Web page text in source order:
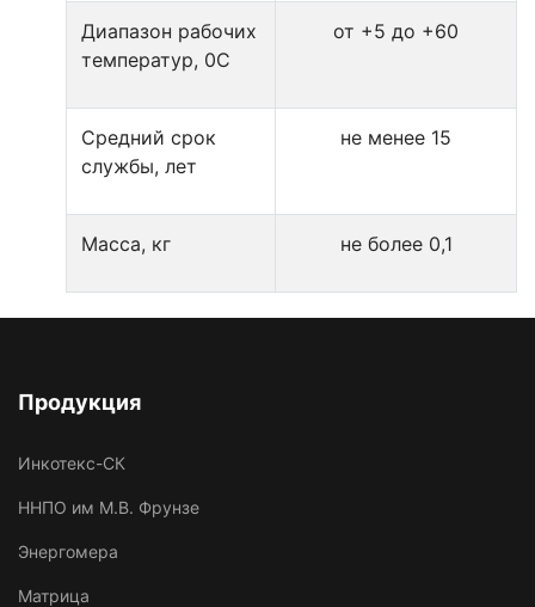
Диапазон рабочих
температур, 0С
от +5 до +60
Средний срок
службы, лет
не менее 15
Масса, кг не более 0,1
Продукция
Инкотекс-СК
ННПО им М.В. Фрунзе
Энергомера
Матрица